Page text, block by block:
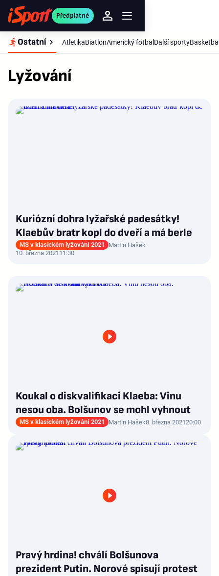
Předplatné
Ostatní AtletikaBiatlonAmerický fotbal Další sporty
Lyžování
Kuriózní dohra lyžařské padesátky!
Klaebův bratr kopl do dveří a má berle
MS v klasickém lyžování 2021
Martin Hašek
10. března 2021 11:30
Koukal o diskvalifikaci Klaeba: Vinu
nesou oba. Bolšunov se mohl vyhnout
MS v klasickém lyžování 2021 Martin Hašek8. března 202120:00
Pravý hrdina! chválí Bolšunova
prezident Putin. Norové spisují protest